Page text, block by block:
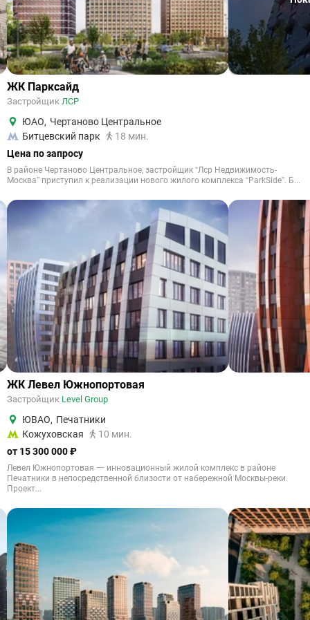
ЖК Парксайд
Застройщик ЛСР
ЮАО, Чертаново Центральное
Битцевский парк
18 мин.
Цена по запросу
В районе Чертаново Центральное, застройщик “Лср Недвижимость-
Москва” приступил к реализации нового жилого комплекса “ParkSide”. Б...
ЖК Левел Южнопортовая
Застройщик Level Group
ЮВАО, Печатники
Кожуховская
10 мин.
от 15 300 000 ₽
Левел Южнопортовая 一 инновационный жилой комплекс в районе
Печатники в непосредственной близости от набережной Москвы-реки.
Проект...